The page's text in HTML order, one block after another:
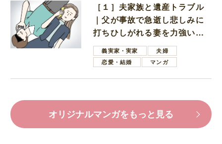
［１］夫家族と遺産トラブル
｜父が事故で急逝し悲しみに
打ちひしがれる妻を力強い言
葉で励ます夫
義実家・実家
夫婦
恋愛・結婚
マンガ
オリジナルマンガをもっと見る